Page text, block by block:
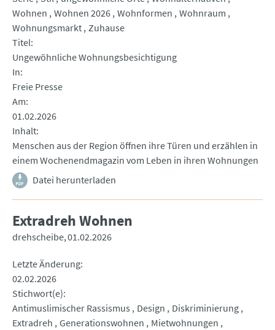
Wohnen Wohnen 2026 Wohnformen Wohnraum
Wohnungsmarkt Zuhause
Titel
Ungewöhnliche Wohnungsbesichtigung
In
Freie Presse
Am
01.02.2026
Inhalt
Menschen aus der Region öffnen ihre Türen und erzählen in
einem Wochenendmagazin vom Leben in ihren Wohnungen
Datei herunterladen
Extradreh Wohnen
drehscheibe 01.02.2026
Letzte Änderung
02.02.2026
Stichwort(e)
Antimuslimischer Rassismus
Design
Diskriminierung
Extradreh Generationswohnen
Mietwohnungen